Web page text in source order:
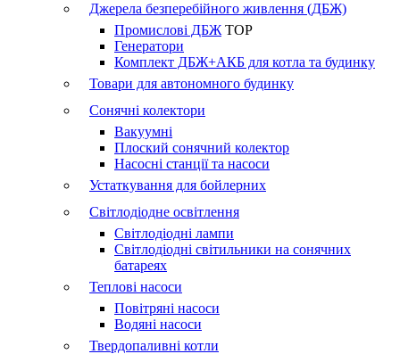
Джерела безперебійного живлення (ДБЖ)
Промислові ДБЖ TOP
Генератори
Комплект ДБЖ+АКБ для котла та будинку
Товари для автономного будинку
Сонячні колектори
Вакуумні
Плоский сонячний колектор
Насосні станції та насоси
Устаткування для бойлерних
Світлодіодне освітлення
Світлодіодні лампи
Світлодіодні світильники на сонячних
батареях
Теплові насоси
Повітряні насоси
Водяні насоси
Твердопаливні котли